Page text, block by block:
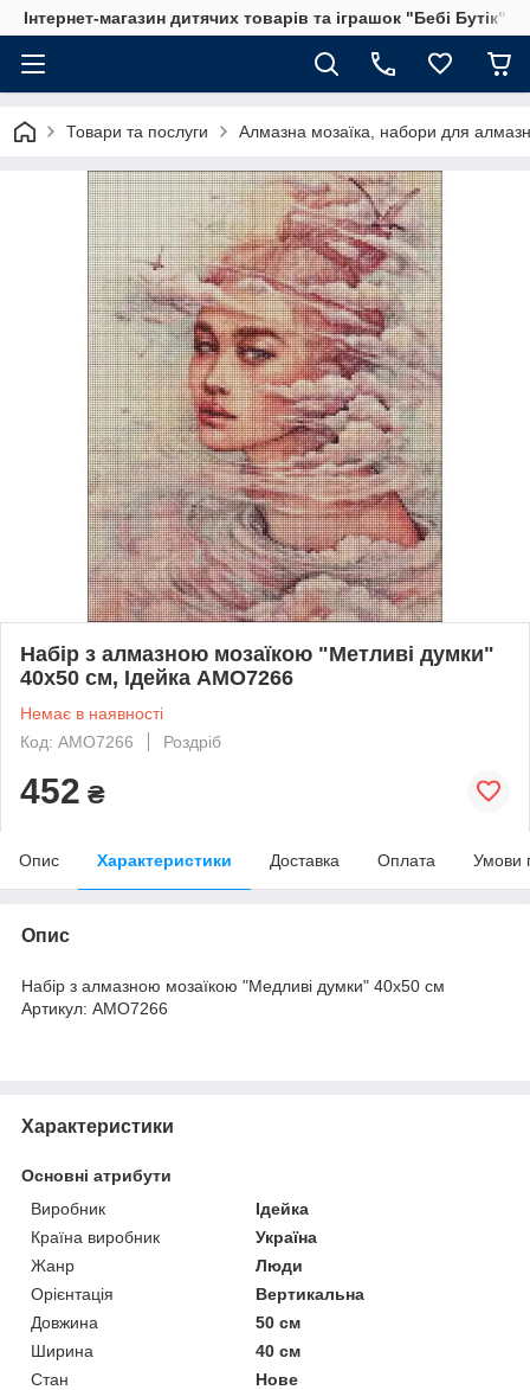
Інтернет-магазин дитячих товарів та іграшок "Бебі Бутік"
Товари та послуги Алмазна мозаїка, набори для
Набір з алмазною мозаїкою "Метливі думки"
40х50 см, Ідейка AMO7266
Немає в наявності
Код: AMO7266
Роздріб
452 ₴
Опис Характеристики Доставка Оплата Умови
Опис
Набір з алмазною мозаїкою "Медливі думки" 40х50 см
Артикул: AMO7266
Характеристики
Основні атрибути
Виробник
Ідейка
Країна виробник
Україна
Жанр
Люди
Орієнтація
Вертикальна
Довжина
50 см
Ширина
40 см
Стан
Нове